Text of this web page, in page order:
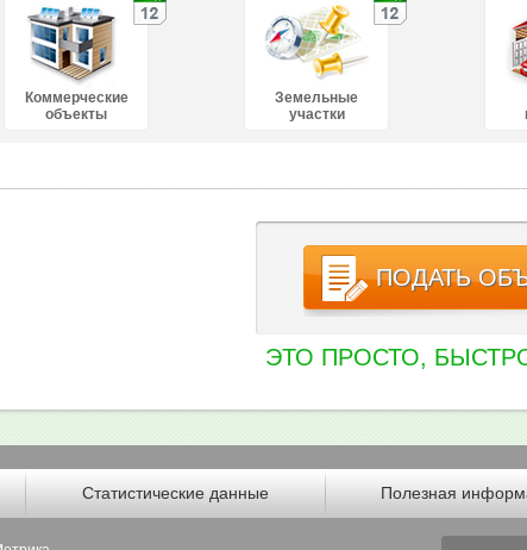
Коммерческие
объекты
Земельные
участки
ПОДАТЬ
ЭТО ПРОСТО,
Статистические данные Полезная